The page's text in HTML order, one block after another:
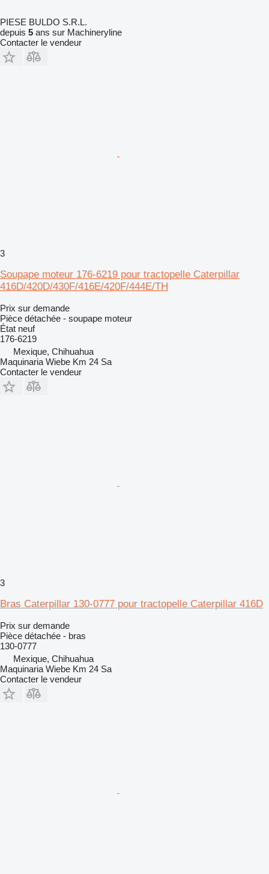
PIESE BULDO S.R.L.
depuis 5 ans sur Machineryline
Contacter le vendeur
3
Soupape moteur 176-6219 pour tractopelle Caterpillar
416D/420D/430F/416E/420F/444E/TH
Prix sur demande
Pièce détachée - soupape moteur
État neuf
176-6219
Mexique, Chihuahua
Maquinaria Wiebe Km 24 Sa
Contacter le vendeur
3
Bras Caterpillar 130-0777 pour tractopelle Caterpillar 416D
Prix sur demande
Pièce détachée - bras
130-0777
Mexique, Chihuahua
Maquinaria Wiebe Km 24 Sa
Contacter le vendeur